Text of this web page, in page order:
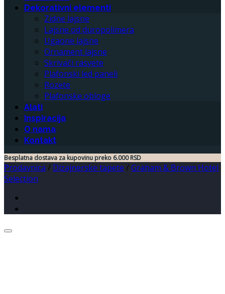
Dekorativni elementi
Zidne lajsne
Lajsne od duropolimera
Ugaone lajsne
Ornament lajsne
Skrivači rasvete
Plafonski led paneli
Rozete
Plafonske obloge
Alati
Inspiracija
O nama
Kontakt
Besplatna dostava za kupovinu preko 6.000 RSD
Prodavnica / Dizajnerske tapete /Graham & Brown Hotel
Selection